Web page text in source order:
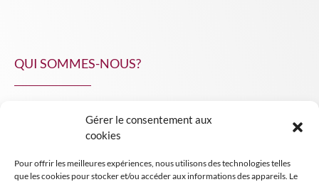
Gérer le consentement aux
cookies
Pour offrir les meilleures expériences, nous utilisons des technologies telles
que les cookies pour stocker et/ou accéder aux informations des appareils. Le
QUI SOMMES-NOUS?
INSIGHT NPA